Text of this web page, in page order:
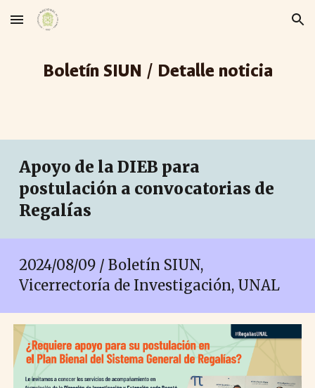
Skip to main content Skip to navigation
Boletín SIUN / Detalle noticia
Apoyo de la DIEB para
postulación a convocatorias de
Regalías
2024/08/09 / Boletín SIUN,
Vicerrectoría de Investigación, UNAL